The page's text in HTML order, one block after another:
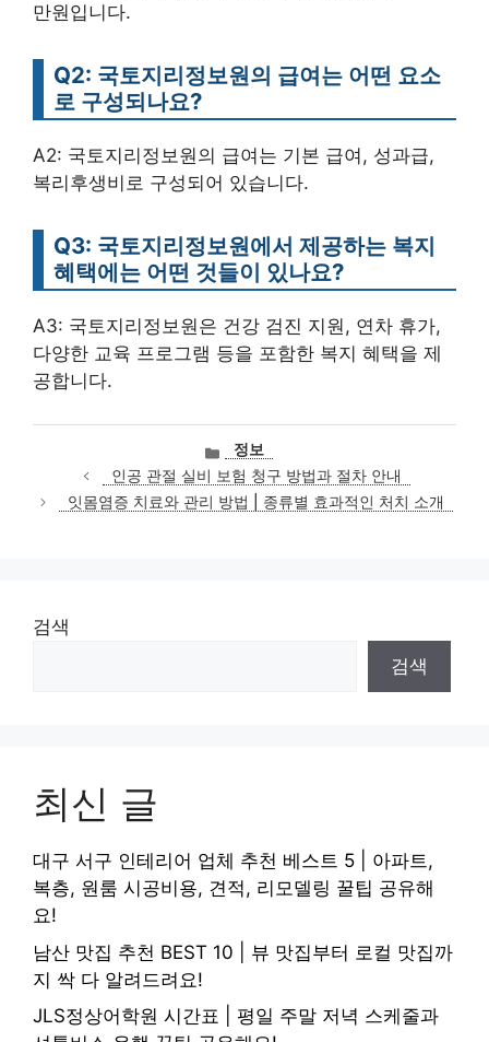
만원입니다.
Q2: 국토지리정보원의 급여는 어떤 요소
로 구성되나요?
A2: 국토지리정보원의 급여는 기본 급여, 성과급,
복리후생비로 구성되어 있습니다.
Q3: 국토지리정보원에서 제공하는 복지
혜택에는 어떤 것들이 있나요?
A3: 국토지리정보원은 건강 검진 지원, 연차 휴가,
다양한 교육 프로그램 등을 포함한 복지 혜택을 제
공합니다.
카
테
고
리
정보
인공 관절 실비 보험 청구 방법과 절차 안내
잇몸염증 치료와 관리 방법 | 종류별 효과적인 처치 소개
검색
검색
최신 글
대구 서구 인테리어 업체 추천 베스트 5 | 아파트,
복층, 원룸 시공비용, 견적, 리모델링 꿀팁 공유해
요!
남산 맛집 추천 BEST 10 | 뷰 맛집부터 로컬 맛집까
지 싹 다 알려드려요!
JLS정상어학원 시간표 | 평일 주말 저녁 스케줄과